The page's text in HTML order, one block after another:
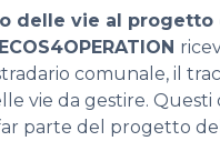
delle vie al progetto
ECOS4OPERATION
comunale, il
vie da gestire. Questi
parte del progetto